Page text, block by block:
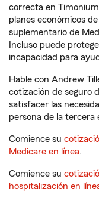
correcta en
planes económicos
suplementario de
Incluso puede
incapacidad para
Hable con Andrew
cotización de seguro
satisfacer las
persona de la tercera
Comience su
Medicare en línea.
Comience su
hospitalización en